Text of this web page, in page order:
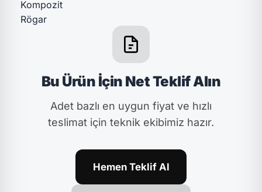
Bu Ürün İçin Net Teklif Alın
Adet bazlı en uygun fiyat ve hızlı
teslimat için teknik ekibimiz hazır.
Hemen Teklif Al